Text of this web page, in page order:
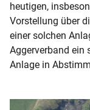
heutigen,
Vorstellung über
einer solchen
Aggerverband ein
Anlage in